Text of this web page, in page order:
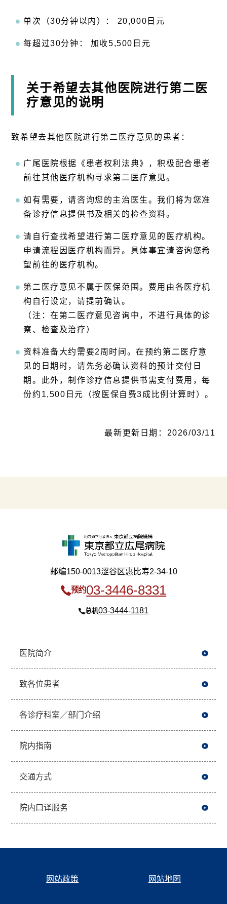
单次（30分钟以内）： 20,000日元
每超过30分钟： 加收5,500日元
关于希望去其他医院进行第二医
疗意见的说明
致希望去其他医院进行第二医疗意见的患者：
广尾医院根据《患者权利法典》，积极配合患者
前往其他医疗机构寻求第二医疗意见。
如有需要，请咨询您的主治医生。我们将为您准
备诊疗信息提供书及相关的检查资料。
请自行查找希望进行第二医疗意见的医疗机构。
申请流程因医疗机构而异。具体事宜请咨询您希
望前往的医疗机构。
第二医疗意见不属于医保范围。费用由各医疗机
构自行设定，请提前确认。
（注：在第二医疗意见咨询中，不进行具体的诊
察、检查及治疗）
资料准备大约需要2周时间。在预约第二医疗意
见的日期时，请先务必确认资料的预计交付日
期。此外，制作诊疗信息提供书需支付费用，每
份约1,500日元（按医保自费3成比例计算时）。
最新更新日期：2026/03/11
邮编150-0013涩谷区惠比寿2-34-10
预约03-3446-8331
总机03-3444-1181
医院简介
致各位患者
各诊疗科室／部门介绍
院内指南
交通方式
院内口译服务
网站政策 网站地图